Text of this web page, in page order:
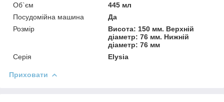
Об`єм
445 мл
Посудомійна машина
Да
Розмір
Висота: 150 мм. Верхній
діаметр: 76 мм. Нижній
діаметр: 76 мм
Серія
Elysia
Приховати